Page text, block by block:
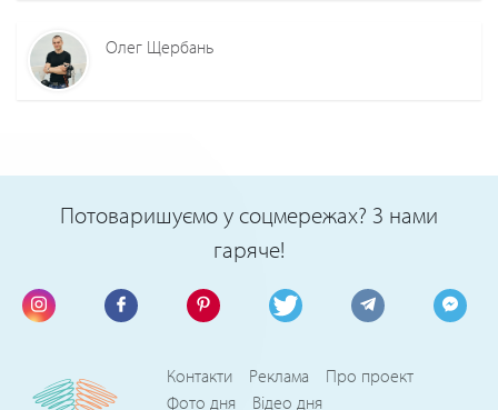
Олег Щербань
Потоваришуємо у соцмережах? З нами
гаряче!
Контакти Реклама
Про проект
Фото дня
Відео дня